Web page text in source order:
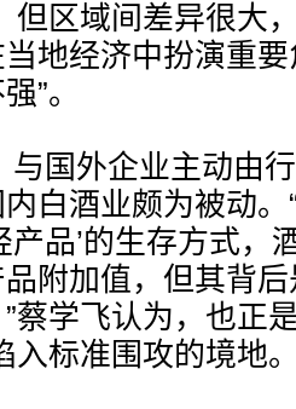
但区域间差异很大
地经济中扮演重
”。
与国外企业主动由
白酒业颇为被动。
产品’的生存方式，
附加值，但其背
蔡学飞认为，也正
入标准围攻的境地